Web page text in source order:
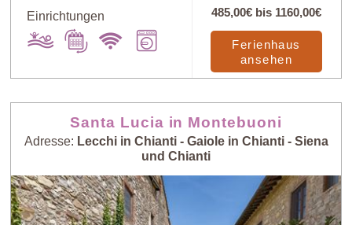
Einrichtungen
485,00€ bis 1160,00€
Ferienhaus
ansehen
Santa Lucia in Montebuoni
Adresse: Lecchi in Chianti - Gaiole in Chianti - Siena
und Chianti